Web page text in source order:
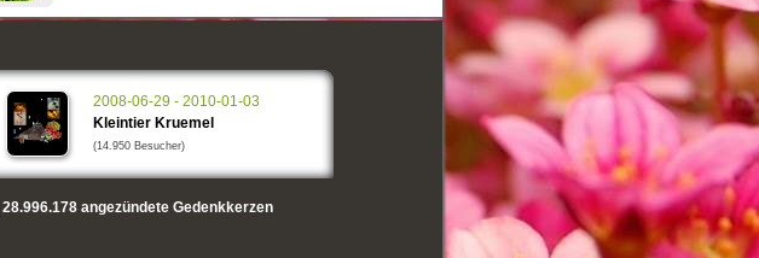
2008-06-29 - 2010-01-03
Kleintier Kruemel
(14.950 Besucher)
28.996.178angezündete Gedenkkerzen